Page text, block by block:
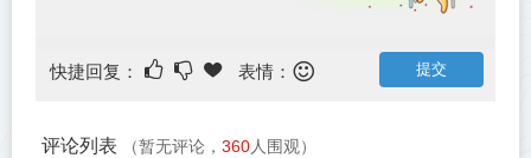
快捷回复： 表情：
评论列表 （暂无评论， 360人围观）